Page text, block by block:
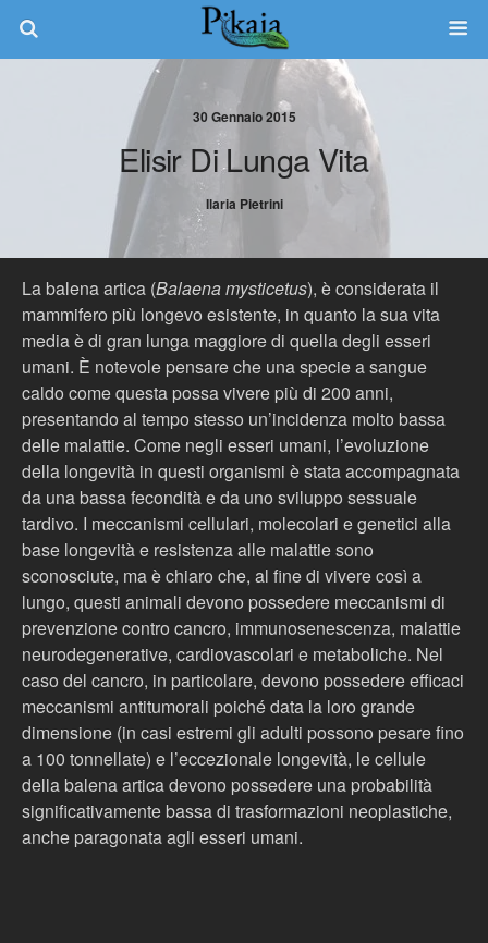
30 Gennaio 2015
Elisir Di Lunga Vita
Ilaria Pietrini
La balena artica (Balaena mysticetus), è considerata il
mammifero più longevo esistente, in quanto la sua vita
media è di gran lunga maggiore di quella degli esseri
umani. È notevole pensare che una specie a sangue
caldo come questa possa vivere più di 200 anni,
presentando al tempo stesso un’incidenza molto bassa
delle malattie. Come negli esseri umani, l’evoluzione
della longevità in questi organismi è stata accompagnata
da una bassa fecondità e da uno sviluppo sessuale
tardivo. I meccanismi cellulari, molecolari e genetici alla
base longevità e resistenza alle malattie sono
sconosciute, ma è chiaro che, al fine di vivere così a
lungo, questi animali devono possedere meccanismi di
prevenzione contro cancro, immunosenescenza, malattie
neurodegenerative, cardiovascolari e metaboliche. Nel
caso del cancro, in particolare, devono possedere efficaci
meccanismi antitumorali poiché data la loro grande
dimensione (in casi estremi gli adulti possono pesare fino
a 100 tonnellate) e l’eccezionale longevità, le cellule
della balena artica devono possedere una probabilità
significativamente bassa di trasformazioni neoplastiche,
anche paragonata agli esseri umani.